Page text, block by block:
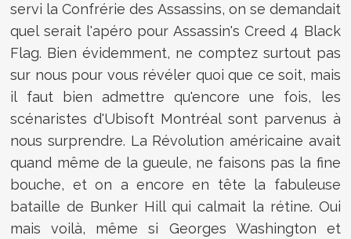
servi la Confrérie des Assassins, on se demandait
quel serait l'apéro pour Assassin's Creed 4 Black
Flag. Bien évidemment, ne comptez surtout pas
sur nous pour vous révéler quoi que ce soit, mais
il faut bien admettre qu'encore une fois, les
scénaristes d'Ubisoft Montréal sont parvenus à
nous surprendre. La Révolution américaine avait
quand même de la gueule, ne faisons pas la fine
bouche, et on a encore en tête la fabuleuse
bataille de Bunker Hill qui calmait la rétine. Oui
mais voilà, même si Georges Washington et